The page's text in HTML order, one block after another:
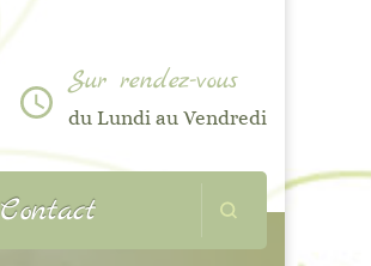
Sur rendez-vous
du Lundi au Vendredi
Contact